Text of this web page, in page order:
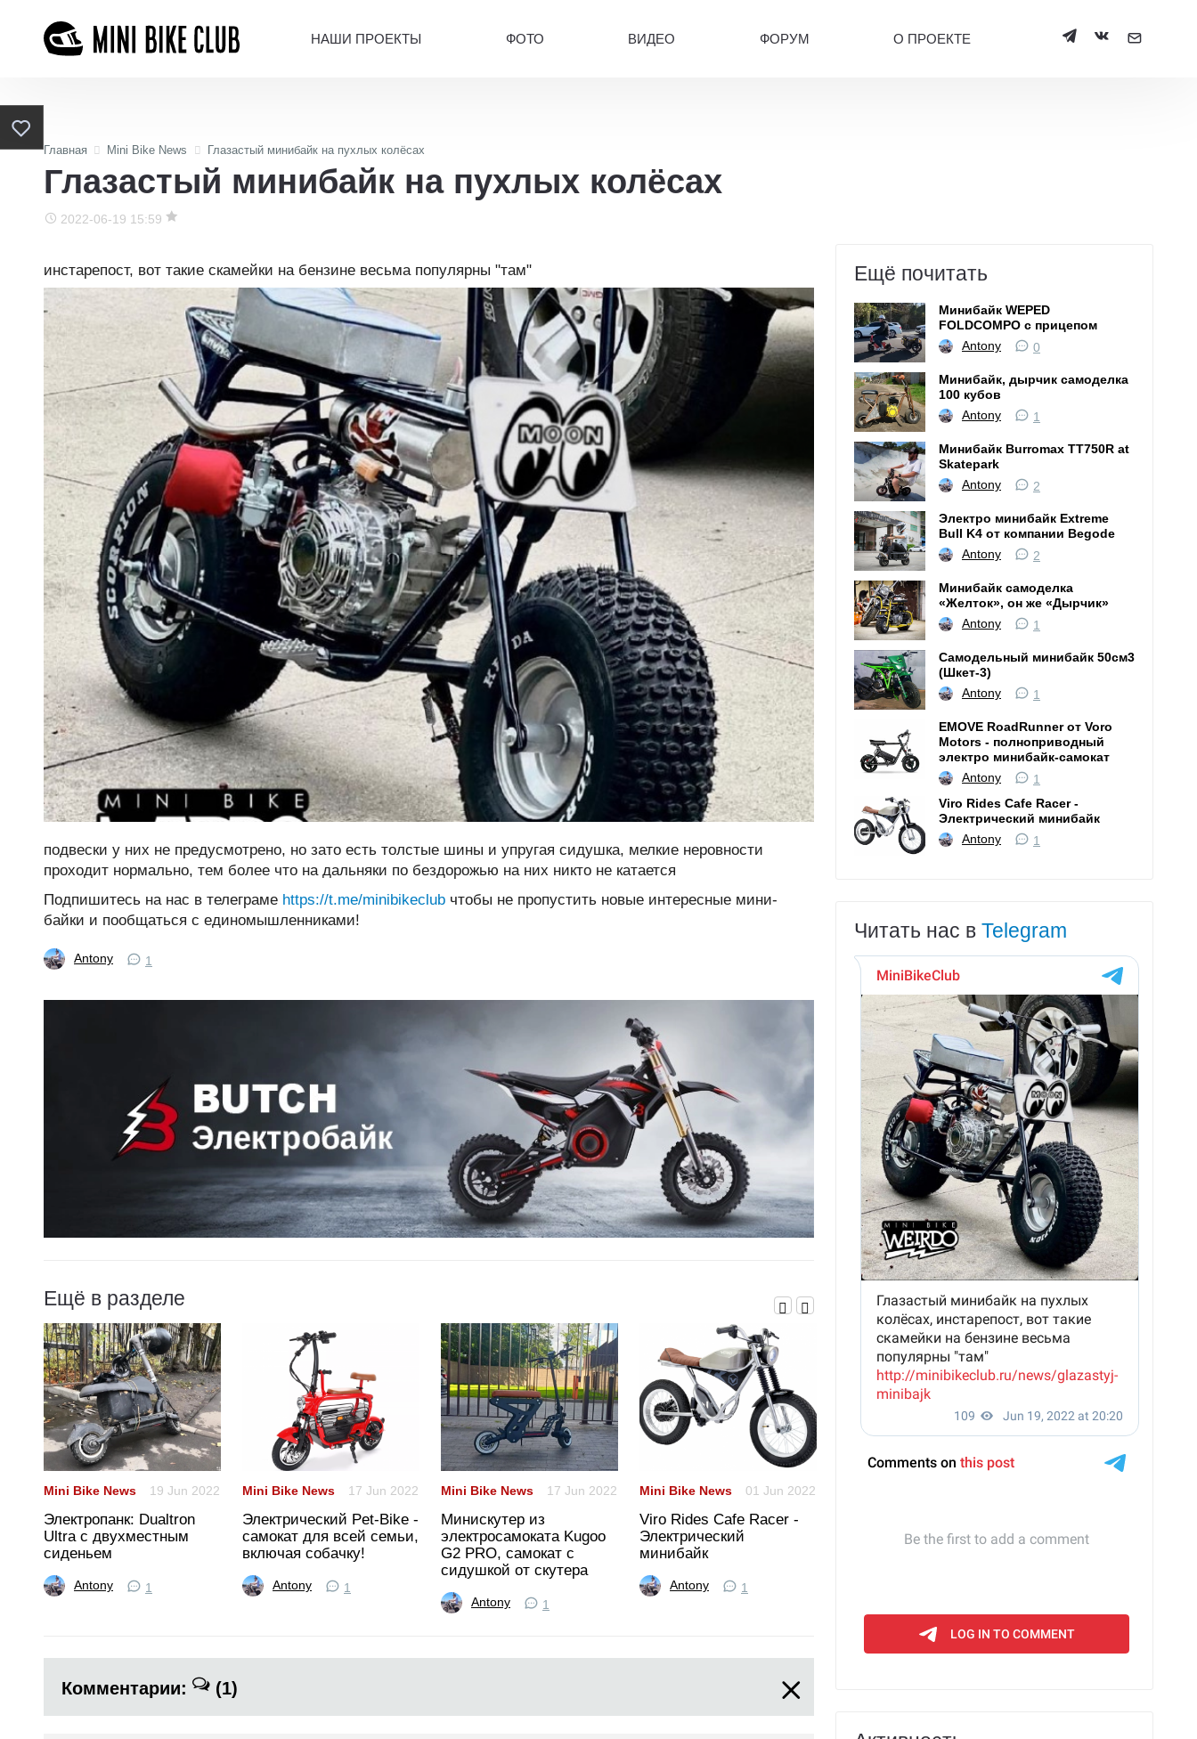
НАШИ ПРОЕКТЫ ФОТО ВИДЕО ФОРУМ О ПРОЕКТЕ
Главная Mini Bike News Глазастый минибайк на пухлых колёсах
Глазастый минибайк на пухлых колёсах
2022-06-19 15:59
инстарепост, вот такие скамейки на бензине весьма популярны "там"
подвески у них не предусмотрено, но зато есть толстые шины и упругая сидушка, мелкие неровности
проходит нормально, тем более что на дальняки по бездорожью на них никто не катается
Подпишитесь на нас в телеграме https://t.me/minibikeclub чтобы не пропустить новые интересные мини-
байки и пообщаться с единомышленниками!
Antony 1
Ещё в разделе
Mini Bike News 19 Jun 2022
Электропанк: Dualtron
Ultra с двухместным
сиденьем
Antony 1
Mini Bike News 17 Jun 2022
Электрический Pet-Bike -
самокат для всей семьи,
включая собачку!
Antony 1
Mini Bike News 17 Jun 2022
Минискутер из
электросамоката Kugoo
G2 PRO, самокат с
сидушкой от скутера
Antony 1
Mini Bike News 01 Jun 2022
Viro Rides Cafe Racer -
Электрический
минибайк
Antony 1
самоделка 100 кубов
Комментарии: (1)
Ещё почитать
Минибайк WEPED
FOLDCOMPO с прицепом
Antony
0
Минибайк, дырчик самоделка
100 кубов
Antony
1
Минибайк Burromax TT750R at
Skatepark
Antony
2
Электро минибайк Extreme
Bull K4 от компании Begode
Antony
2
Минибайк самоделка
«Желток», он же «Дырчик»
Antony
1
Самодельный минибайк 50см3
(Шкет-3)
Antony
1
EMOVE RoadRunner от Voro
Motors - полноприводный
электро минибайк-самокат
Antony
1
Viro Rides Cafe Racer -
Электрический минибайк
Antony
1
Читать нас в Telegram